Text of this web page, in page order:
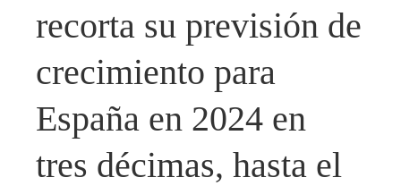
recorta su previsión de
crecimiento para
España en 2024 en
tres décimas, hasta el